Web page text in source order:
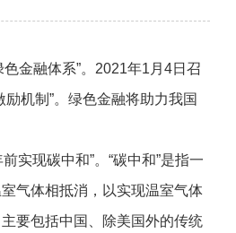
金融体系”。2021年1月4日召
机制”。绿色金融将助力我国
实现碳中和”。“碳中和”是指一
气体相抵消，以实现温室气体
要包括中国、除美国外的传统